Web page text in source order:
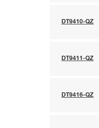
DT9410-QZ
DT9411-QZ
DT9416-QZ